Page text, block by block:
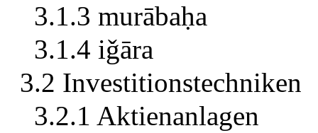
3.1.3 murābaḥa
3.1.4 iǧāra
3.2 Investitionstechniken
3.2.1 Aktienanlagen